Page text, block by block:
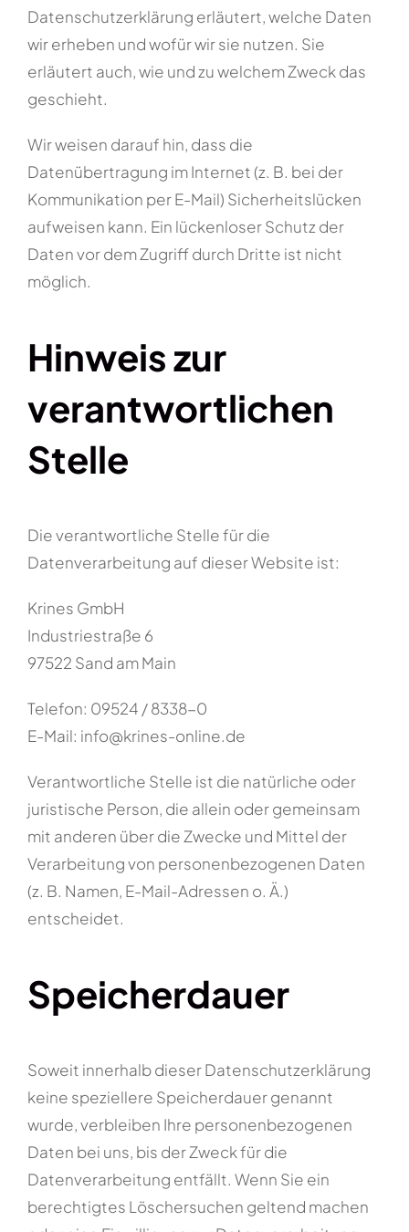
Datenschutzerklärung erläutert, welche Daten
wir erheben und wofür wir sie nutzen. Sie
erläutert auch, wie und zu welchem Zweck das
geschieht.
Wir weisen darauf hin, dass die
Datenübertragung im Internet (z. B. bei der
Kommunikation per E-Mail) Sicherheitslücken
aufweisen kann. Ein lückenloser Schutz der
Daten vor dem Zugriff durch Dritte ist nicht
möglich.
Hinweis zur
verantwortlichen
Stelle
Die verantwortliche Stelle für die
Datenverarbeitung auf dieser Website ist:
Krines GmbH
Industriestraße 6
97522 Sand am Main
Telefon: 09524 / 8338-0
E-Mail: info@krines-online.de
Verantwortliche Stelle ist die natürliche oder
juristische Person, die allein oder gemeinsam
mit anderen über die Zwecke und Mittel der
Verarbeitung von personenbezogenen Daten
(z. B. Namen, E-Mail-Adressen o. Ä.)
entscheidet.
Speicherdauer
Soweit innerhalb dieser Datenschutzerklärung
keine speziellere Speicherdauer genannt
wurde, verbleiben Ihre personenbezogenen
Daten bei uns, bis der Zweck für die
Datenverarbeitung entfällt. Wenn Sie ein
berechtigtes Löschersuchen geltend machen